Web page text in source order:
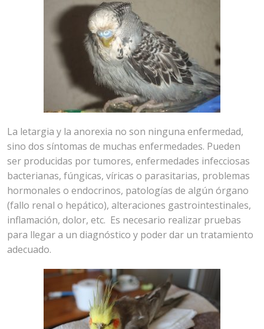
La letargia y la anorexia no son ninguna enfermedad,
sino dos síntomas de muchas enfermedades. Pueden
ser producidas por tumores, enfermedades infecciosas
bacterianas, fúngicas, víricas o parasitarias, problemas
hormonales o endocrinos, patologías de algún órgano
(fallo renal o hepático), alteraciones gastrointestinales,
inflamación, dolor, etc. Es necesario realizar pruebas
para llegar a un diagnóstico y poder dar un tratamiento
adecuado.